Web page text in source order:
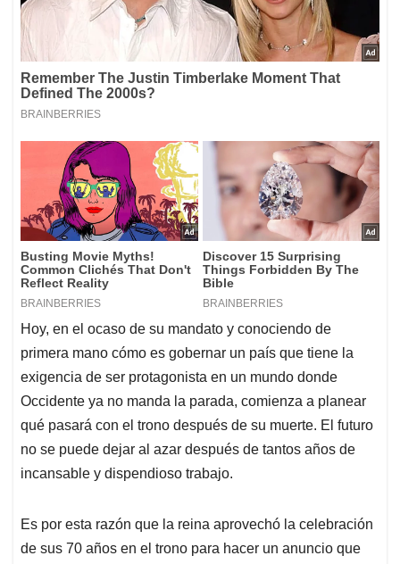
Hoy, en el ocaso de su mandato y conociendo de
primera mano cómo es gobernar un país que tiene la
exigencia de ser protagonista en un mundo donde
Occidente ya no manda la parada, comienza a planear
qué pasará con el trono después de su muerte. El futuro
no se puede dejar al azar después de tantos años de
incansable y dispendioso trabajo.
Es por esta razón que la reina aprovechó la celebración
de sus 70 años en el trono para hacer un anuncio que